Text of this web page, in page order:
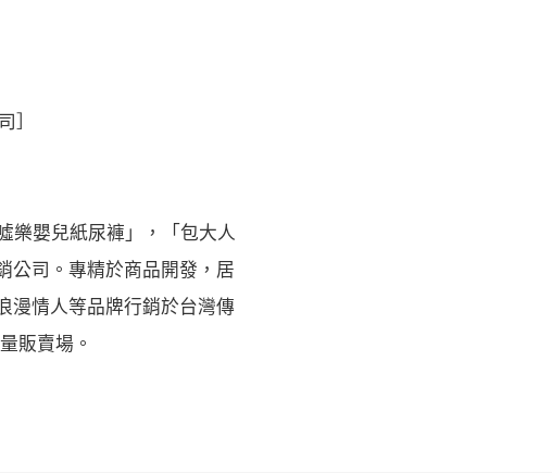
］
樂嬰兒紙尿褲」，「包大人
公司。專精於商品開發，居
漫情人等品牌行銷於台灣傳
販賣場。